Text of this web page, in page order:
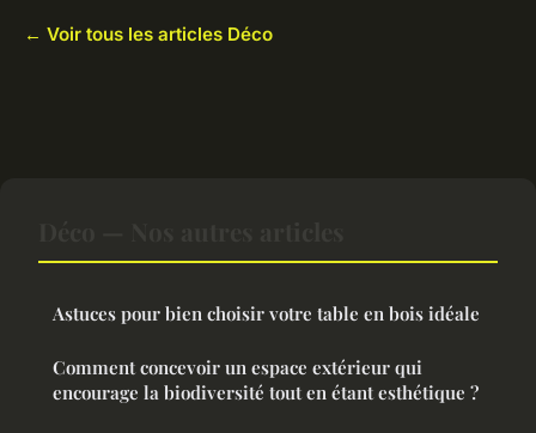
← Voir tous les articles Déco
Astuces pour bien choisir votre table en bois idéale
Comment concevoir un espace extérieur qui
encourage la biodiversité tout en étant esthétique ?